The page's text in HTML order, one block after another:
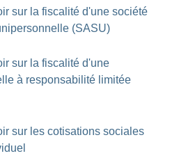
sur la fiscalité d'une société
(SASU)
sur la fiscalité d'une
à responsabilité limitée
sur les cotisations sociales